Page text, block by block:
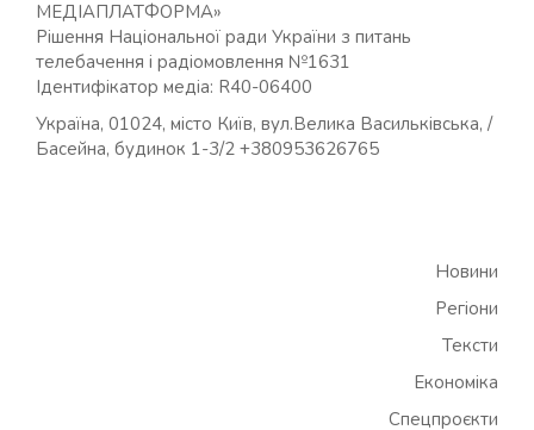
МЕДІАПЛАТФОРМА»
Рішення Національної ради України з питань
телебачення і радіомовлення №1631
Ідентифікатор медіа: R40-06400
Україна, 01024, місто Київ, вул.Велика Васильківська, /
Басейна, будинок 1-3/2 +380953626765
Новини
Регіони
Тексти
Економіка
Спецпроєкти